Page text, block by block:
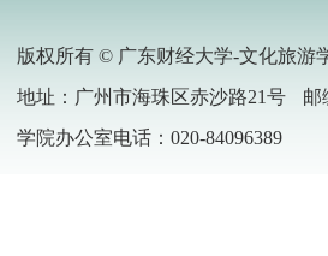
版权所有 © 广东财经大学-文化旅游
地址：广州市海珠区赤沙路21号
邮
学院办公室电话：020-84096389